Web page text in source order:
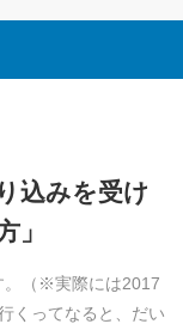
込みを受け
」
。（※実際には2017
くってなると、だい